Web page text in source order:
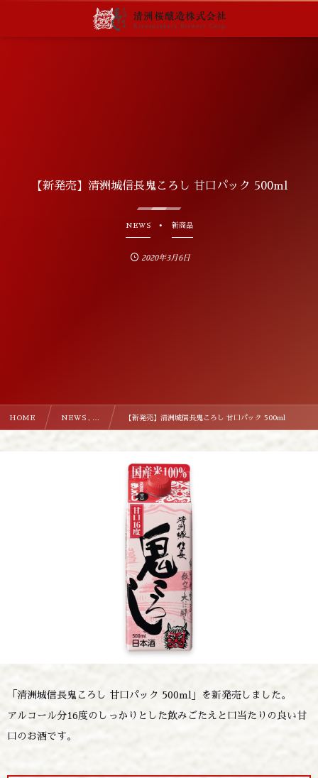
【新発売】清洲城信長鬼ころし 甘口パック 500ml
NEWS 新商品
2020年3月6日
HOME NEWS , … 【新発売】清洲城信長鬼ころし 甘口パック 500ml
「清洲城信長鬼ころし 甘口パック 500ml」を新発売しました。
アルコール分16度のしっかりとした飲みごたえと口当たりの良い甘
口のお酒です。